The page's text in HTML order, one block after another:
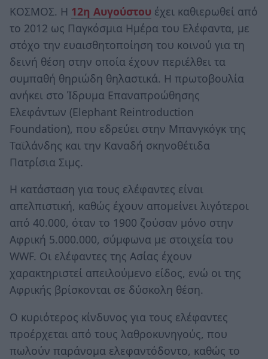
ΚΟΣΜΟΣ. Η 12η Αυγούστου έχει καθιερωθεί από
το 2012 ως Παγκόσμια Ημέρα του Ελέφαντα, με
στόχο την ευαισθητοποίηση του κοινού για τη
δεινή θέση στην οποία έχουν περιέλθει τα
συμπαθή θηριώδη θηλαστικά. Η πρωτοβουλία
ανήκει στο Ίδρυμα Επαναπροώθησης
Ελεφάντων (Elephant Reintroduction
Foundation), που εδρεύει στην Μπανγκόγκ της
Ταϊλάνδης και την Καναδή σκηνοθέτιδα
Πατρίσια Σιμς.
Η κατάσταση για τους ελέφαντες είναι
απελπιστική, καθώς έχουν απομείνει λιγότεροι
από 40.000, όταν το 1900 ζούσαν μόνο στην
Αφρική 5.000.000, σύμφωνα με στοιχεία του
WWF. Οι ελέφαντες της Ασίας έχουν
χαρακτηριστεί απειλούμενο είδος, ενώ οι της
Αφρικής βρίσκονται σε δύσκολη θέση.
Ο κυριότερος κίνδυνος για τους ελέφαντες
προέρχεται από τους λαθροκυνηγούς, που
πωλούν παράνομα ελεφαντόδοντο, καθώς το